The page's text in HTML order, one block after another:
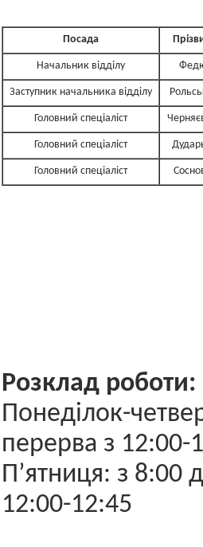
Посада
Начальник відділу
Заступник начальника відділу
Головний спеціаліст
Головний спеціаліст
Головний спеціаліст
Розклад роботи:
Понеділок-
перерва з 12:00-
П’ятниця: з 8:00
12:00-12:45